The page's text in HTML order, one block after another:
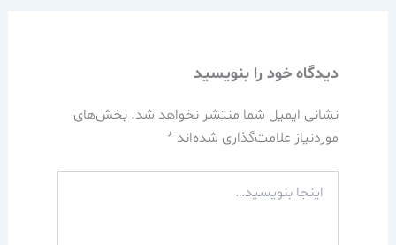
دیدگاه‌ خود را بنویسید
نشانی ایمیل شما منتشر نخواهد شد. بخش‌های
موردنیاز علامت‌گذاری شده‌اند *
بنویسید…